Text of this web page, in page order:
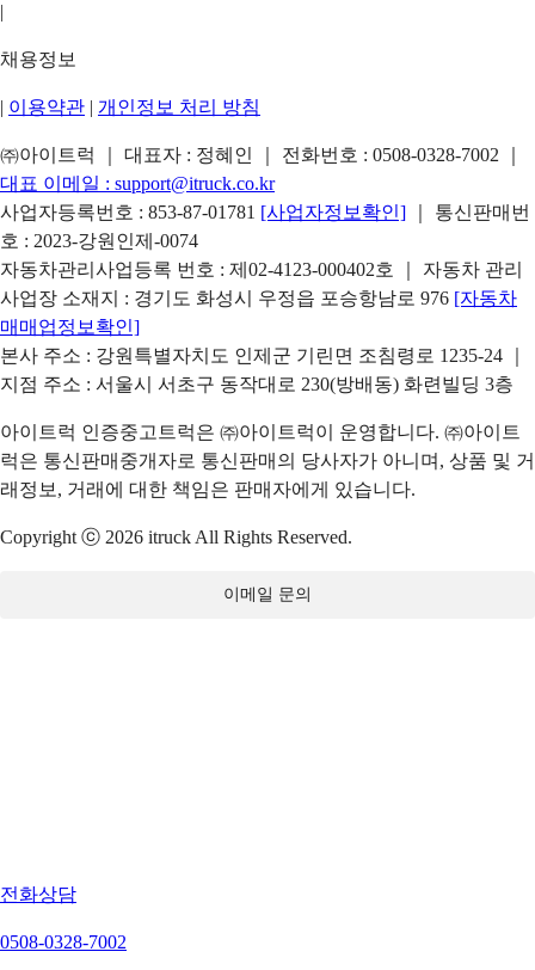
|
채용정보
| 이용약관 | 개인정보 처리 방침
㈜아이트럭 ｜ 대표자 : 정혜인 ｜ 전화번호 : 0508-0328-7002
대표 이메일 : support@itruck.co.kr
사업자등록번호 : 853-87-01781 [사업자정보확인]
｜ 통신판매번
호 : 2023-강원인제-0074
자동차관리사업등록 번호 : 제02-4123-000402호 ｜ 자동차 관리
사업장 소재지 : 경기도 화성시 우정읍 포승항남로 976 [자동차
매매업정보확인]
본사 주소 : 강원특별자치도 인제군 기린면 조침령로 1235-24 ｜
지점 주소 : 서울시 서초구 동작대로 230(방배동) 화련빌딩 3층
아이트럭 인증중고트럭은 ㈜아이트럭이 운영합니다. ㈜아이트
럭은 통신판매중개자로 통신판매의 당사자가 아니며, 상품 및 거
래정보, 거래에 대한 책임은 판매자에게 있습니다.
Copyright ⓒ 2026 itruck All Rights Reserved.
이메일 문의
전화상담
0508-0328-7002